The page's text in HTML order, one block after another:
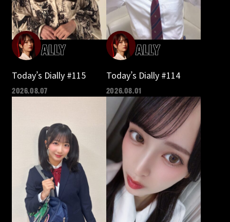
ALLY
Today’s Dially #115
2026.08.07
ALLY
Today’s Dially #114
2026.08.01